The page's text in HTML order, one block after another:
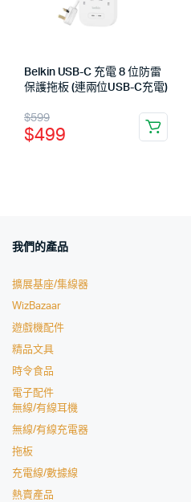
Belkin USB-C 充電 8 位防雷
保護拖板 (連兩位USB-C充電)
$599
$499
我們的產品
擴展基座/集線器
WizBazaar
遊戲機配件
精品文具
時令食品
電子配件
無線/有線耳機
無線/有線充電器
拖板
充電線/數據線
熱賣產品